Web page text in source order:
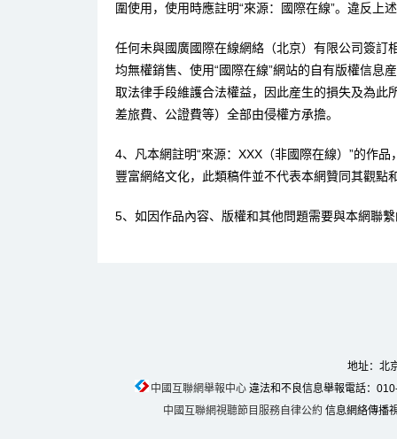
圍使用，使用時應註明“來源：國際在線”。違反上
任何未與國廣國際在線網絡（北京）有限公司簽訂
均無權銷售、使用“國際在線”網站的自有版權信息
取法律手段維護合法權益，因此産生的損失及為此
差旅費、公證費等）全部由侵權方承擔。
4、凡本網註明“來源：XXX（非國際在線）”的作
豐富網絡文化，此類稿件並不代表本網贊同其觀點
5、如因作品內容、版權和其他問題需要與本網聯
地址：北
中國互聯網舉報中心違法和不良信息舉報電話：
中國互聯網視聽節目服務自律公約 信息網絡傳播